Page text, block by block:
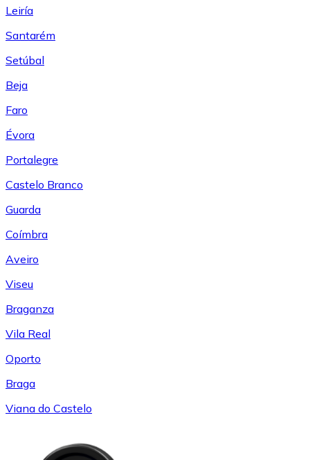
Leiría
Santarém
Setúbal
Beja
Faro
Évora
Portalegre
Castelo Branco
Guarda
Coímbra
Aveiro
Viseu
Braganza
Vila Real
Oporto
Braga
Viana do Castelo